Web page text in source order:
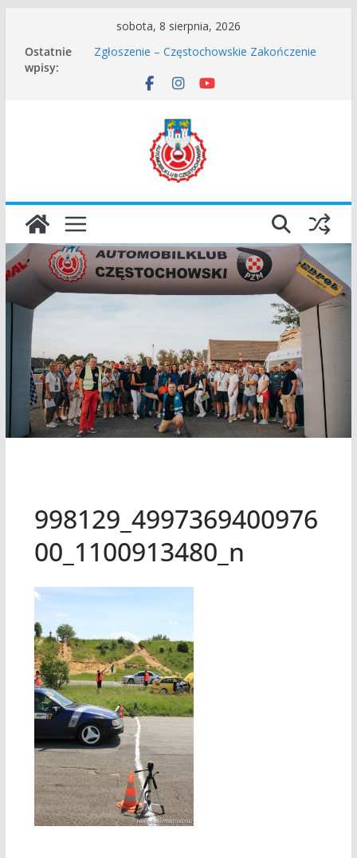
treści
sobota, 8 sierpnia, 2026
Ostatnie
wpisy:
Zgłoszenie – Częstochowskie Zakończenie
45 Rajd Częstochowski zostaje odwołany.
I Gliwicki Classic Sprint o Puchar Prezydenta
Miasta Gliwice
998129_4997369400976
00_1100913480_n